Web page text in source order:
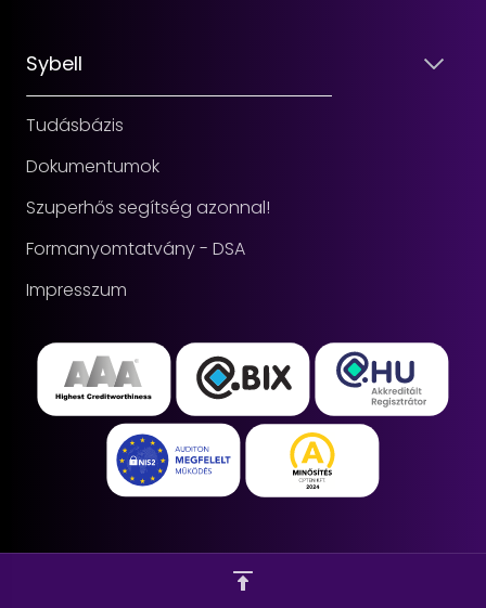
Sybell
Tudásbázis
Dokumentumok
Szuperhős segítség azonnal!
Formanyomtatvány - DSA
Impresszum